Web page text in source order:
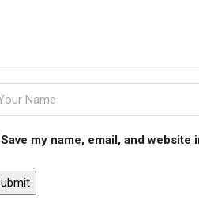
Save my name, email, and